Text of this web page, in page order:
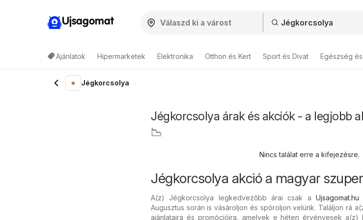
Ujsagomat
Ajánlatok Hipermarketek Elektronika Otthon és Kert Sport és Divat Egészség
Jégkorcsolya
Jégkorcsolya árak és akciók - a legjobb
📉
Nincs találat erre a kifejezésre.
Jégkorcsolya akció a magyar
A(z) Jégkorcsolya legkedvezőbb árai csak a Ujsagomat.hu
Augusztus során is vásároljon és spóroljon velünk. Találjon rá
ajánlataira és promócióira, amelyek e héten érvényesek a(z)